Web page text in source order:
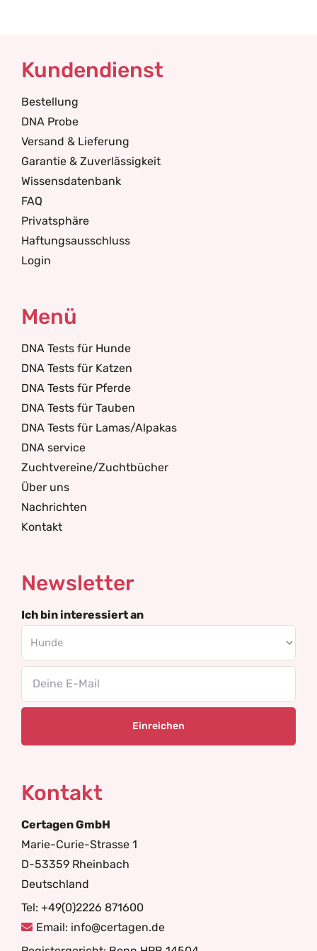
Kundendienst
Bestellung
DNA Probe
Versand & Lieferung
Garantie & Zuverlässigkeit
Wissensdatenbank
FAQ
Privatsphäre
Haftungsausschluss
Login
Menü
DNA Tests für Hunde
DNA Tests für Katzen
DNA Tests für Pferde
DNA Tests für Tauben
DNA Tests für Lamas/Alpakas
DNA service
Zuchtvereine/Zuchtbücher
Über uns
Nachrichten
Kontakt
Newsletter
Ich bin interessiert an
Kontakt
Certagen GmbH
Marie-Curie-Strasse 1
D-53359 Rheinbach
Deutschland
Tel: +49(0)2226 871600
Email: info@certagen.de